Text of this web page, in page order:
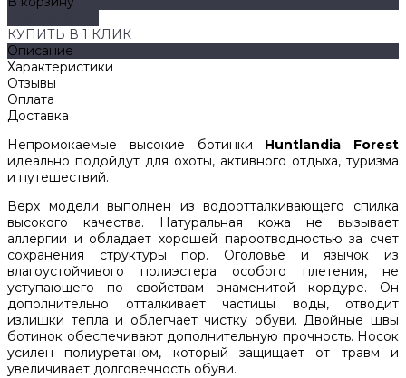
КУПИТЬ В 1 КЛИК
Описание
Характеристики
Отзывы
Оплата
Доставка
Непромокаемые высокие ботинки Huntlandia Forest
идеально подойдут для охоты, активного отдыха, туризма
и путешествий.
Верх модели выполнен из водоотталкивающего спилка
высокого качества. Натуральная кожа не вызывает
аллергии и обладает хорошей пароотводностью за счет
сохранения структуры пор. Оголовье и язычок из
влагоустойчивого полиэстера особого плетения, не
уступающего по свойствам знаменитой кордуре. Он
дополнительно отталкивает частицы воды, отводит
излишки тепла и облегчает чистку обуви. Двойные швы
ботинок обеспечивают дополнительную прочность. Носок
усилен полиуретаном, который защищает от травм и
увеличивает долговечность обуви.